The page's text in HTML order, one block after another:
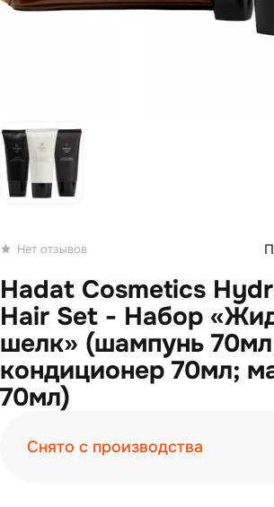
Нет отзывов
Hadat Cosmetics
Hair Set - Набор
шелк» (шампунь
кондиционер 70мл;
70мл)
Снято с производства